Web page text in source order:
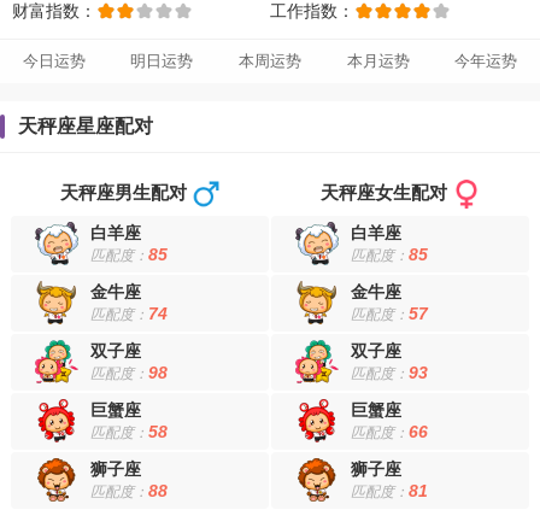
财富指数：
工作指数：
今日运势 明日运势 本周运势 本月运势 今年运势
天秤座星座配对
天秤座男生配对
白羊座
匹配度： 85
金牛座
匹配度： 74
双子座
匹配度： 98
巨蟹座
匹配度： 58
狮子座
匹配度： 88
天秤座女生配对
白羊座
匹配度： 85
金牛座
匹配度： 57
双子座
匹配度： 93
巨蟹座
匹配度： 66
狮子座
匹配度： 81